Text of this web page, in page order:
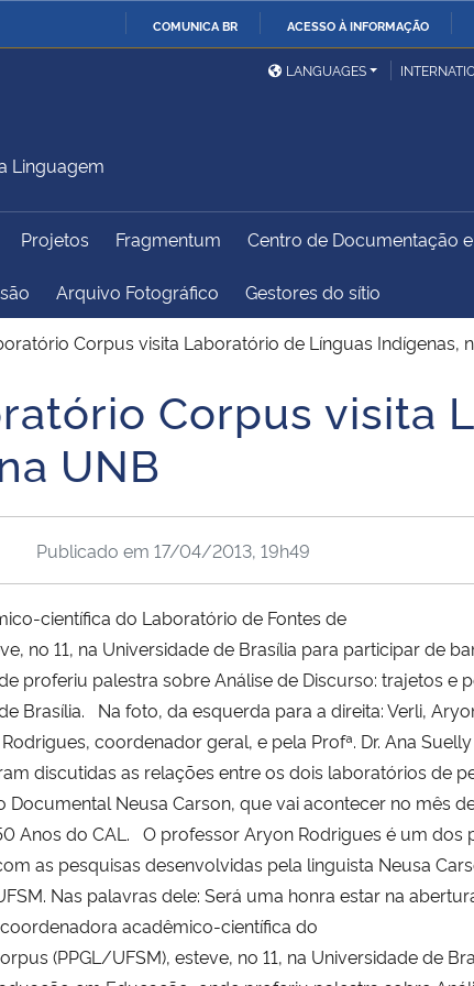
COMUNICA BR ACESSO À INFORMAÇÃO
Ministério da Defesa
Ministério das Relações
Exteriores
Ministério do
Desenvolvimento Regional
União
LANGUAGES
Linguagem
Projetos Fragmentum Centro de Documentação
Arquivo Fotográfico Gestores do sítio
Corpus visita Laboratório de Línguas Indígenas,
Corpus visita
UNB
Publicado em 17/04/2013, 19h49
científica do Laboratório de Fontes de
no 11, na Universidade de Brasília para participar de
palestra sobre Análise de Discurso: trajetos e
Brasília. Na foto, da esquerda para a direita: Verli,
coordenador geral, e pela Profª. Dr. Ana
discutidas as relações entre os dois laboratórios de
Neusa Carson, que vai acontecer no mês
Anos do CAL. O professor Aryon Rodrigues é um dos
as pesquisas desenvolvidas pela linguista Neusa
Nas palavras dele: Será uma honra estar na
coordenadora acadêmico-científica do
(PPGL/UFSM), esteve, no 11, na Universidade de